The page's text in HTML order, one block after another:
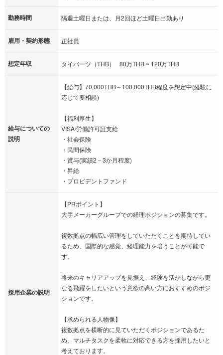
勤務時間 隔週土曜日または、月2回ほど土曜日出勤あり
雇用・契約形態 正社員
想定年収 タイバーツ（THB） 80万THB ~ 120万THB
給与についての
説明
【給与】70,000THB～100,000THB程度を想定中(経験に
応じて要相談)
【福利厚生】
VISA/労働許可証支給
・社会保険
・民間保険
・賞与(実績2－3か月程度)
・昇給
・プロビデントファンド
採用企業の説明
【PRポイント】
大手メーカーグループでの経理ポジションの募集です。
複数拠点の幅広い管理をしていただくことを期待してい
るため、国際的な感覚、経理能力を培うことが可能で
す。
将来のキャリアアップを見据え、経験を活かしながら更
なる飛躍をしたいという意欲の高い方におすすめのポジ
ションです。
【求められる人物像】
複数拠点を横断的に見ていただくポジションであるた
め、マルチタスクを柔軟に対応できる方を採用したいと
考えております。